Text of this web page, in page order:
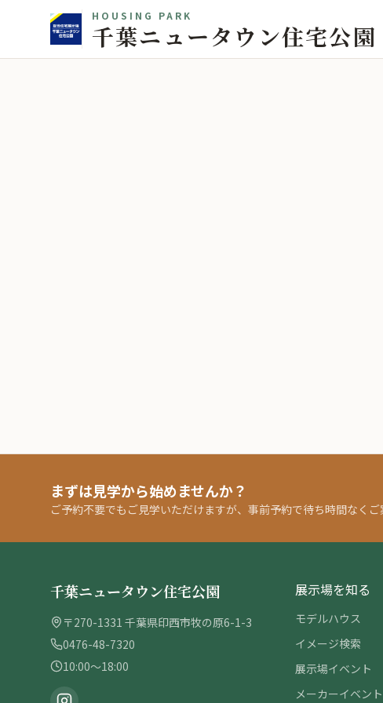
HOUSING PARK
千葉ニュータウン住宅公園
まずは見学から始めませんか？
ご予約不要でもご見学いただけますが、事前予約で待ち時間なくご
千葉ニュータウン住宅公園
〒270-1331 千葉県印西市牧の原6-1-3
0476-48-7320
10:00〜18:00
展示場を知る
モデルハウス
イメージ検索
展示場イベント
メーカーイベント